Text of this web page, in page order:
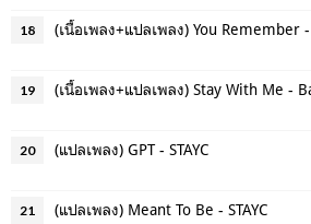
18
19
20 (แปลเพลง) GPT - STAYC
21 (แปลเพลง) Meant To Be - STAYC